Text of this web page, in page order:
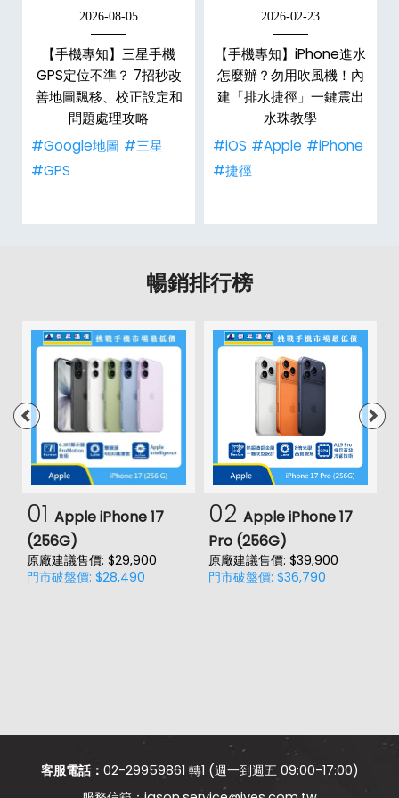
2026-08-05
【手機專知】三星手機
GPS定位不準？ 7招秒改
善地圖飄移、校正設定和
問題處理攻略
#Google地圖 #三星
#GPS
2026-02-23
【手機專知】iPhone進水
怎麼辦？勿用吹風機！內
建「排水捷徑」一鍵震出
水珠教學
#iOS #Apple #iPhone
#捷徑
暢銷排行榜
01 Apple iPhone 17
(256G)
原廠建議售價: $29,900
門市破盤價: $28,490
02 Apple iPhone 17
Pro (256G)
原廠建議售價: $39,900
門市破盤價: $36,790
客服電話： 02-29959861 轉1 (週一到週五 09:00-17:00)